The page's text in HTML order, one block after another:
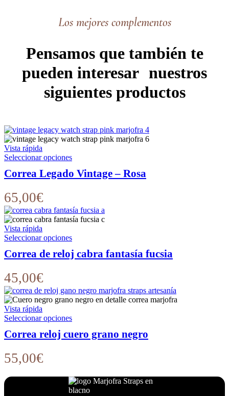
Los mejores complementos
Pensamos que también te
pueden interesar nuestros
siguientes productos
Vista rápida
Seleccionar opcionesEste
tiene
opciones
se
elegir
en
la
Correa Legado Vintage – Rosa
65,00€
Vista rápida
Seleccionar opcionesEste
tiene
opciones
se
elegir
la
Correa de reloj cabra fantasía fucsia
45,00€
Vista rápida
Seleccionar opcionesEste
tiene
se
pueden
Correa reloj cuero grano negro
55,00€